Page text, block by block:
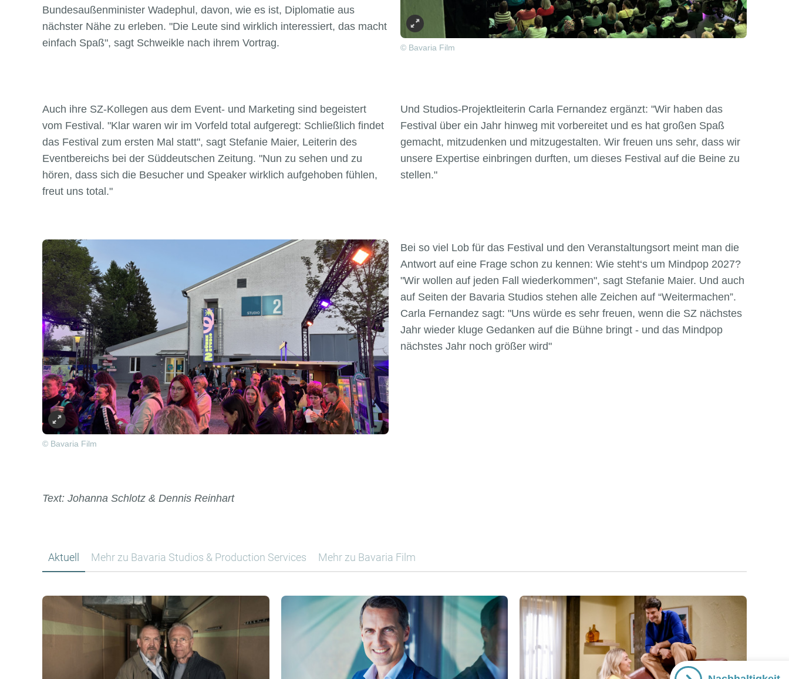
© Bavaria Film
Bundesaußenminister Wadephul, davon, wie es ist, Diplomatie aus
nächster Nähe zu erleben. "Die Leute sind wirklich interessiert, das macht
einfach Spaß", sagt Schweikle nach ihrem Vortrag.
Auch ihre SZ-Kollegen aus dem Event- und Marketing sind begeistert
vom Festival. "Klar waren wir im Vorfeld total aufgeregt: Schließlich findet
das Festival zum ersten Mal statt", sagt Stefanie Maier, Leiterin des
Eventbereichs bei der Süddeutschen Zeitung. "Nun zu sehen und zu
hören, dass sich die Besucher und Speaker wirklich aufgehoben fühlen,
freut uns total."
Und Studios-Projektleiterin Carla Fernandez ergänzt: "Wir haben das
Festival über ein Jahr hinweg mit vorbereitet und es hat großen Spaß
gemacht, mitzudenken und mitzugestalten. Wir freuen uns sehr, dass wir
unsere Expertise einbringen durften, um dieses Festival auf die Beine zu
stellen."
© Bavaria Film
Bei so viel Lob für das Festival und den Veranstaltungsort meint man die
Antwort auf eine Frage schon zu kennen: Wie steht‘s um Mindpop 2027?
"Wir wollen auf jeden Fall wiederkommen", sagt Stefanie Maier. Und auch
auf Seiten der Bavaria Studios stehen alle Zeichen auf “Weitermachen”.
Carla Fernandez sagt: "Uns würde es sehr freuen, wenn die SZ nächstes
Jahr wieder kluge Gedanken auf die Bühne bringt - und das Mindpop
nächstes Jahr noch größer wird"
Text: Johanna Schlotz & Dennis Reinhart
Aktuell Mehr zu Bavaria Studios & Production Services Mehr zu Bavaria Film